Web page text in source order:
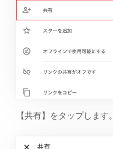
【共有】をタップします。